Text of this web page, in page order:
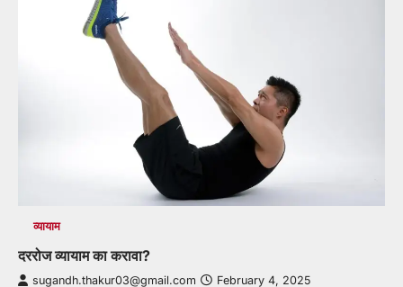
व्यायाम
दररोज व्यायाम का करावा?
sugandh.thakur03@gmail.com February 4, 2025